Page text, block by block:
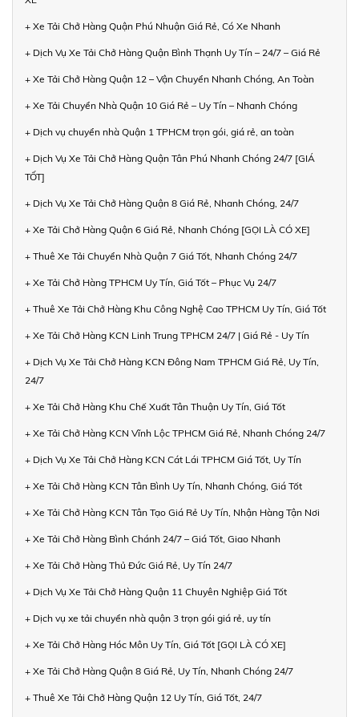
+ Xe Tải Chở Hàng Quận Phú Nhuận Giá Rẻ, Có Xe Nhanh
+ Dịch Vụ Xe Tải Chở Hàng Quận Bình Thạnh Uy Tín – 24/7 – Giá Rẻ
+ Xe Tải Chở Hàng Quận 12 – Vận Chuyển Nhanh Chóng, An Toàn
+ Xe Tải Chuyển Nhà Quận 10 Giá Rẻ – Uy Tín – Nhanh Chóng
+ Dịch vụ chuyển nhà Quận 1 TPHCM trọn gói, giá rẻ, an toàn
+ Dịch Vụ Xe Tải Chở Hàng Quận Tân Phú Nhanh Chóng 24/7 [GIÁ
TỐT]
+ Dịch Vụ Xe Tải Chở Hàng Quận 8 Giá Rẻ, Nhanh Chóng, 24/7
+ Xe Tải Chở Hàng Quận 6 Giá Rẻ, Nhanh Chóng [GỌI LÀ CÓ XE]
+ Thuê Xe Tải Chuyển Nhà Quận 7 Giá Tốt, Nhanh Chóng 24/7
+ Xe Tải Chở Hàng TPHCM Uy Tín, Giá Tốt – Phục Vụ 24/7
+ Thuê Xe Tải Chở Hàng Khu Công Nghệ Cao TPHCM Uy Tín, Giá Tốt
+ Xe Tải Chở Hàng KCN Linh Trung TPHCM 24/7 | Giá Rẻ - Uy Tín
+ Dịch Vụ Xe Tải Chở Hàng KCN Đông Nam TPHCM Giá Rẻ, Uy Tín,
24/7
+ Xe Tải Chở Hàng Khu Chế Xuất Tân Thuận Uy Tín, Giá Tốt
+ Xe Tải Chở Hàng KCN Vĩnh Lộc TPHCM Giá Rẻ, Nhanh Chóng 24/7
+ Dịch Vụ Xe Tải Chở Hàng KCN Cát Lái TPHCM Giá Tốt, Uy Tín
+ Xe Tải Chở Hàng KCN Tân Bình Uy Tín, Nhanh Chóng, Giá Tốt
+ Xe Tải Chở Hàng KCN Tân Tạo Giá Rẻ Uy Tín, Nhận Hàng Tận Nơi
+ Xe Tải Chở Hàng Bình Chánh 24/7 – Giá Tốt, Giao Nhanh
+ Xe Tải Chở Hàng Thủ Đức Giá Rẻ, Uy Tín 24/7
+ Dịch Vụ Xe Tải Chở Hàng Quận 11 Chuyên Nghiệp Giá Tốt
+ Dịch vụ xe tải chuyển nhà quận 3 trọn gói giá rẻ, uy tín
+ Xe Tải Chở Hàng Hóc Môn Uy Tín, Giá Tốt [GỌI LÀ CÓ XE]
+ Xe Tải Chở Hàng Quận 8 Giá Rẻ, Uy Tín, Nhanh Chóng 24/7
+ Thuê Xe Tải Chở Hàng Quận 12 Uy Tín, Giá Tốt, 24/7